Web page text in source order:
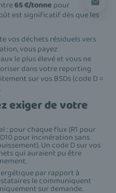
65 €/tonne pour
est significatif dès que les
vos déchets résiduels vers
vous payez
le plus élevé et vous ne
dans votre reporting
sur vos BSDs (code D =
exiger de votre
: pour chaque flux (R1 pour
pour incinération sans
Un code D sur vos
qui auraient pu être
par rapport à
le communiquent
sur demande.